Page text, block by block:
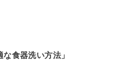
食器洗い方法」